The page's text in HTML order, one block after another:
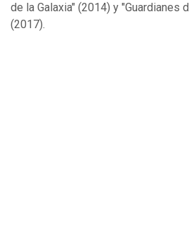
de la Galaxia" (2014) y "Guardianes
(2017).